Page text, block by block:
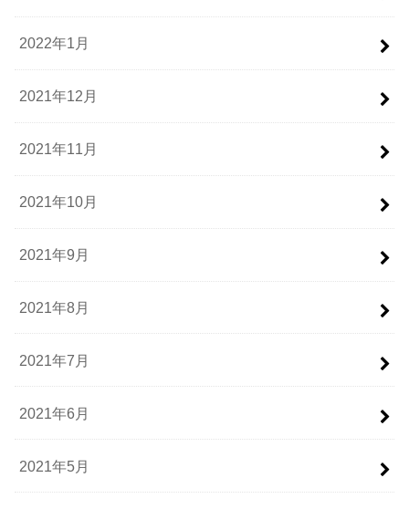
2022年1月
2021年12月
2021年11月
2021年10月
2021年9月
2021年8月
2021年7月
2021年6月
2021年5月